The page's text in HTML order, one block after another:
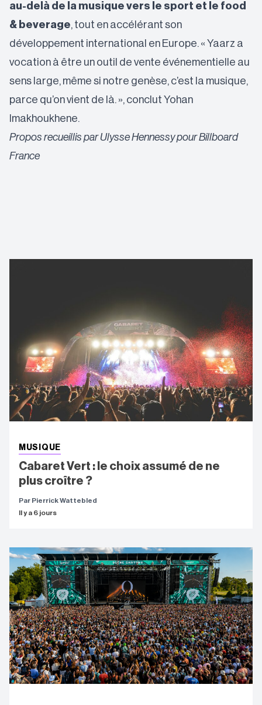
au-delà de la musique vers le sport et le food
& beverage, tout en accélérant son
développement international en Europe. « Yaarz a
vocation à être un outil de vente événementielle au
sens large, même si notre genèse, c’est la musique,
parce qu’on vient de là. », conclut Yohan
Imakhoukhene.
Propos recueillis par Ulysse Hennessy pour Billboard
France
MUSIQUE
Cabaret Vert : le choix assumé de ne
plus croître ?
Par Pierrick Wattebled
Il y a 6 jours